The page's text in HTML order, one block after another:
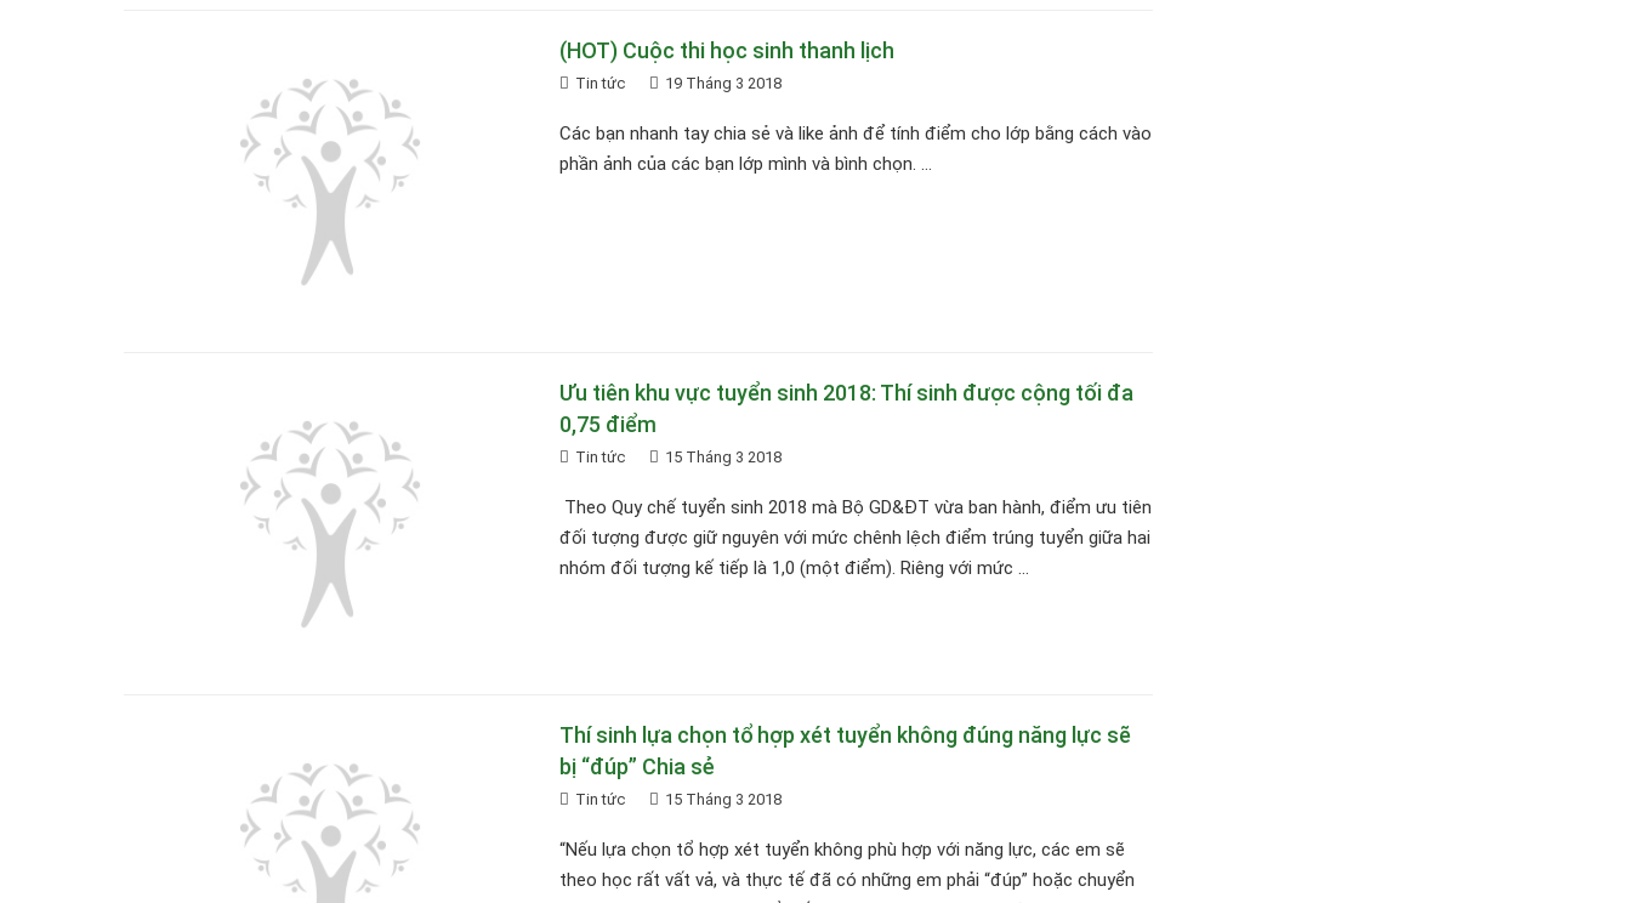
(HOT) Cuộc thi học sinh thanh lịch
Tin tức 19 Tháng 3 2018
Các bạn nhanh tay chia sẻ và like ảnh để tính điểm cho lớp bằng cách vào
phần ảnh của các bạn lớp mình và bình chọn. ...
Ưu tiên khu vực tuyển sinh 2018: Thí sinh được cộng tối đa
0,75 điểm
Tin tức 15 Tháng 3 2018
Theo Quy chế tuyển sinh 2018 mà Bộ GD&ĐT vừa ban hành, điểm ưu tiên
đối tượng được giữ nguyên với mức chênh lệch điểm trúng tuyển giữa hai
nhóm đối tượng kế tiếp là 1,0 (một điểm). Riêng với mức ...
Thí sinh lựa chọn tổ hợp xét tuyển không đúng năng lực sẽ
bị “đúp” Chia sẻ
Tin tức 15 Tháng 3 2018
“Nếu lựa chọn tổ hợp xét tuyển không phù hợp với năng lực, các em sẽ
theo học rất vất vả, và thực tế đã có những em phải “đúp” hoặc chuyển